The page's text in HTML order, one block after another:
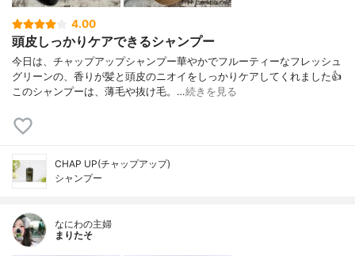
4.00
頭皮しっかりケアできるシャンプー
今日は、チャップアップシャンプー華やかでフルーティーなフレッシュ
グリーンの、香りが髪と頭皮のニオイをしっかりケアしてくれました👍
このシャンプーは、薄毛や抜け毛。…続きを見る
CHAP UP(チャップアップ)
シャンプー
なにわの主婦
まりたそ